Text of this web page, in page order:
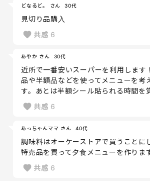
どなるど。 さん 30代
見切り品購入
共感 6
あやか さん 30代
近所で一番安いスーパーを利用します
品や半額品などを使ってメニューを考
す。あとは半額シール貼られる時間を
共感 6
あっちゃんママ さん 40代
調味料はオーケーストアで買うことに
特売品を買って夕食メニューを作りま
共感 6